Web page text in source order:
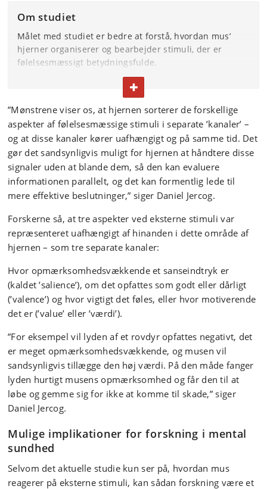
Om studiet
Målet med studiet er bedre at forstå, hvordan mus’
hjerner organiserer og bearbejder stimuli, der er
følelsesmæssigt betydningsfulde.
Forskerne testede dette ved at undersøge
nerveaktiviteten i det såkaldte dorsomediale
præfrontale cortex i mus’ hjerner, mens de reagerede
på lyde, der for musene var associeret med positive
eller negative udfald – for eksempel en belønning.
Forskerne fandt, at dette område af hjernen samtidig
og uafhængigt registrerer forskellige karakteristika:
’Value’ (hvor vigtig signalet eller indtrykket føles),
’salience’ (hvor opmærksomhedsskabende det er) og
Studiet blev gennemført i samarbejde med forskere fra
den franske sundhedsforskningsorganisation INSERM
Biomedical Research.
FOLD TEKST IND ELLER UD
”Mønstrene viser os, at hjernen sorterer de forskellige
aspekter af følelsesmæssige stimuli i separate ’kanaler’ –
og at disse kanaler kører uafhængigt og på samme tid. Det
gør det sandsynligvis muligt for hjernen at håndtere disse
signaler uden at blande dem, så den kan evaluere
informationen parallelt, og det kan formentlig lede til
mere effektive beslutninger,” siger Daniel Jercog.
Forskerne så, at tre aspekter ved eksterne stimuli var
repræsenteret uafhængigt af hinanden i dette område af
hjernen – som tre separate kanaler:
Hvor opmærksomhedsvækkende et sanseindtryk er
(kaldet ’salience’), om det opfattes som godt eller dårligt
(’valence’) og hvor vigtigt det føles, eller hvor motiverende
det er (’value’ eller ’værdi’).
”For eksempel vil lyden af et rovdyr opfattes negativt, det
er meget opmærksomhedsvækkende, og musen vil
sandsynligvis tillægge den høj værdi. På den måde fanger
lyden hurtigt musens opmærksomhed og får den til at
løbe og gemme sig for ikke at komme til skade,” siger
Daniel Jercog.
Mulige implikationer for forskning i mental
sundhed
Selvom det aktuelle studie kun ser på, hvordan mus
reagerer på eksterne stimuli, kan sådan forskning være et